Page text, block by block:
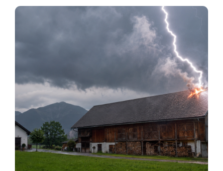
da imen sopotnic ne bodo razkrivali, saj da...